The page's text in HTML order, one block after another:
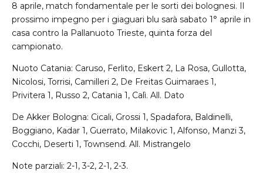
8 aprile, match fondamentale per le sorti dei bolognesi. Il
prossimo impegno per i giaguari blu sarà sabato 1° aprile in
casa contro la Pallanuoto Trieste, quinta forza del
campionato.
Nuoto Catania: Caruso, Ferlito, Eskert 2, La Rosa, Gullotta,
Nicolosi, Torrisi, Camilleri 2, De Freitas Guimaraes 1,
Privitera 1, Russo 2, Catania 1, Calì. All. Dato
De Akker Bologna: Cicali, Grossi 1, Spadafora, Baldinelli,
Boggiano, Kadar 1, Guerrato, Milakovic 1, Alfonso, Manzi 3,
Cocchi, Deserti 1, Townsend. All. Mistrangelo
Note parziali: 2-1, 3-2, 2-1, 2-3.